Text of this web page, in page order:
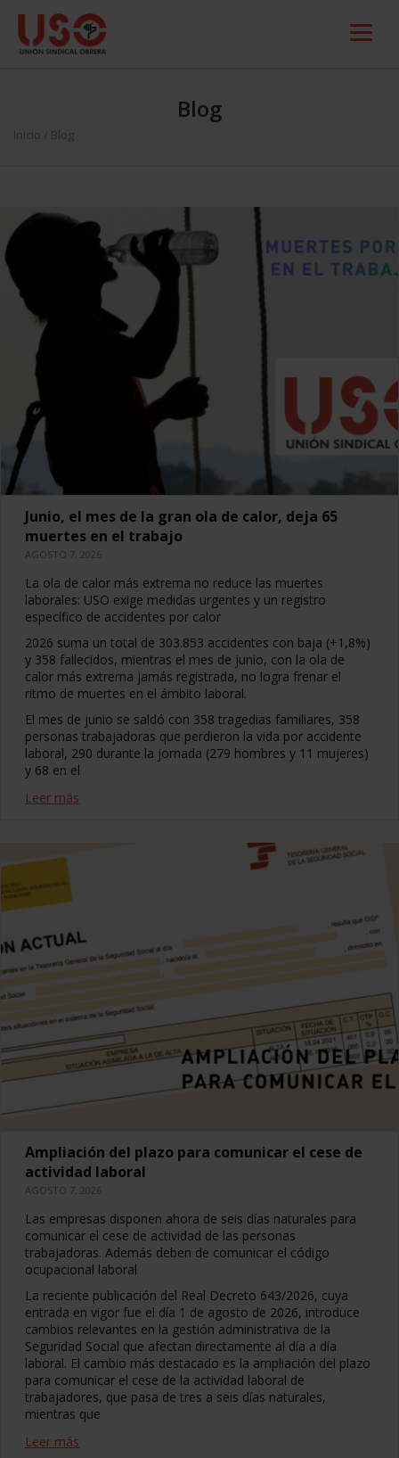
Blog
Inicio / Blog
Junio, el mes de la gran ola de calor, deja 65
muertes en el trabajo
AGOSTO 7, 2026
La ola de calor más extrema no reduce las muertes
laborales: USO exige medidas urgentes y un registro
específico de accidentes por calor
2026 suma un total de 303.853 accidentes con baja (+1,8%)
y 358 fallecidos, mientras el mes de junio, con la ola de
calor más extrema jamás registrada, no logra frenar el
ritmo de muertes en el ámbito laboral.
El mes de junio se saldó con 358 tragedias familiares, 358
personas trabajadoras que perdieron la vida por accidente
laboral, 290 durante la jornada (279 hombres y 11 mujeres)
y 68 en el
Leer más
Ampliación del plazo para comunicar el cese de
actividad laboral
AGOSTO 7, 2026
Las empresas disponen ahora de seis días naturales para
comunicar el cese de actividad de las personas
trabajadoras. Además deben de comunicar el código
ocupacional laboral
La reciente publicación del Real Decreto 643/2026, cuya
entrada en vigor fue el día 1 de agosto de 2026, introduce
cambios relevantes en la gestión administrativa de la
Seguridad Social que afectan directamente al día a día
laboral. El cambio más destacado es la ampliación del plazo
para comunicar el cese de la actividad laboral de
trabajadores, que pasa de tres a seis días naturales,
mientras que
Leer más